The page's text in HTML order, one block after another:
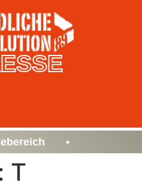
•
T